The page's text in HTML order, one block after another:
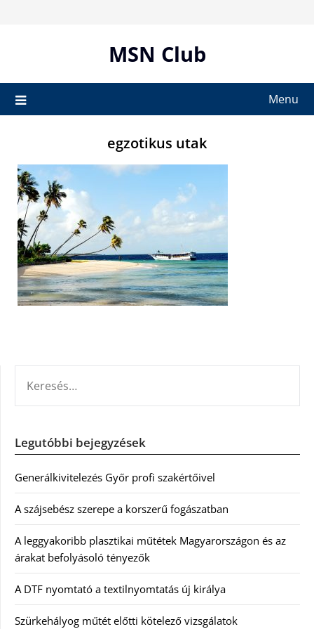
MSN Club
Menu
egzotikus utak
Legutóbbi bejegyzések
Generálkivitelezés Győr profi szakértőivel
A szájsebész szerepe a korszerű fogászatban
A leggyakoribb plasztikai műtétek Magyarországon és az
árakat befolyásoló tényezők
A DTF nyomtató a textilnyomtatás új királya
Szürkehályog műtét előtti kötelező vizsgálatok